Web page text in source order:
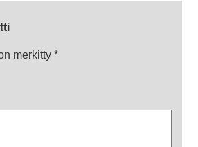
merkitty *